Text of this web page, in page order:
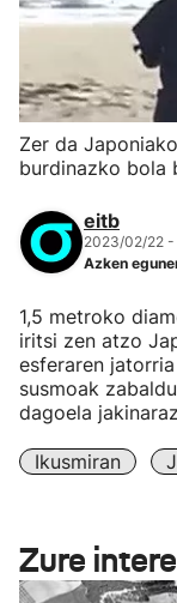
Zer da
burdinazko bola
eitb
2023/02/22 -
Azken
1,5 metroko
iritsi zen atzo
esferaren
susmoak
dagoela
Ikusmiran
Zure